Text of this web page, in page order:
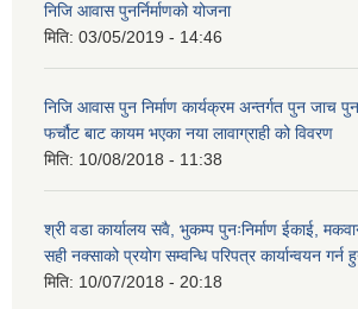
निजि आवास पुनर्निर्माणको योजना
मिति: 03/05/2019 - 14:46
निजि आवास पुन निर्माण कार्यक्रम अन्तर्गत पुन जाच
फर्चौट बाट कायम भएका नया लावाग्राही को विवरण
मिति: 10/08/2018 - 11:38
श्री वडा कार्यालय सवै, भुकम्प पुनःनिर्माण ईकाई,
सही नक्साको प्रयोग सम्वन्धि परिपत्र कार्यान्वयन गर्न
मिति: 10/07/2018 - 20:18